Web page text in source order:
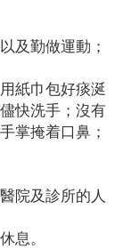
及勤做運動；
紙巾包好痰涎
快洗手；沒有
掌掩着口鼻；
院及診所的人
息。